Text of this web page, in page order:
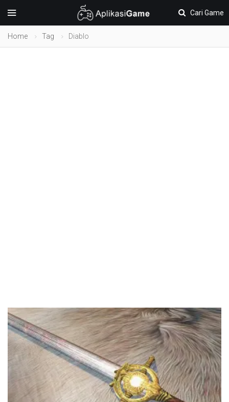
Cari Game
Home Tag Diablo